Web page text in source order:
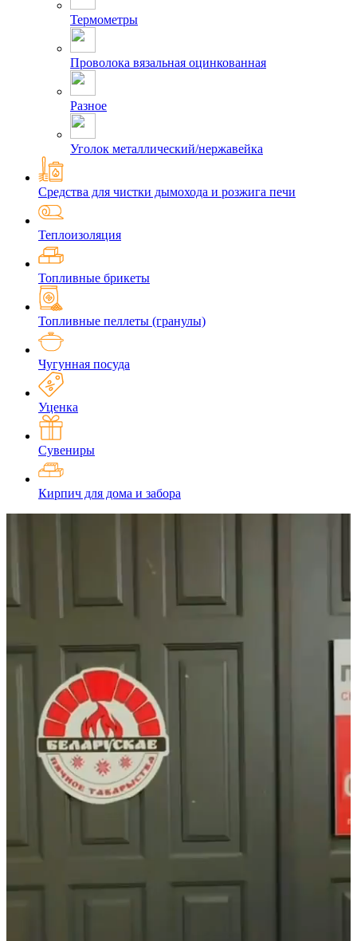
Термометры
Проволока вязальная оцинкованная
Разное
Уголок металлический/нержавейка
Средства для чистки дымохода и розжига печи
Теплоизоляция
Топливные брикеты
Топливные пеллеты (гранулы)
Чугунная посуда
Уценка
Сувениры
Кирпич для дома и забора